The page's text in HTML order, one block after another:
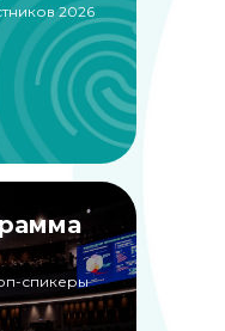
спикеры
2026